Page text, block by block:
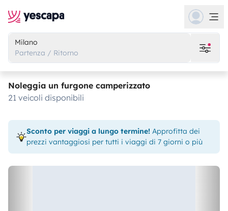
Milano
Partenza / Ritorno
Noleggia un furgone camperizzato
21 veicoli disponibili
Sconto per viaggi a lungo termine! Approfitta dei
prezzi vantaggiosi per tutti i viaggi di 7 giorni o più